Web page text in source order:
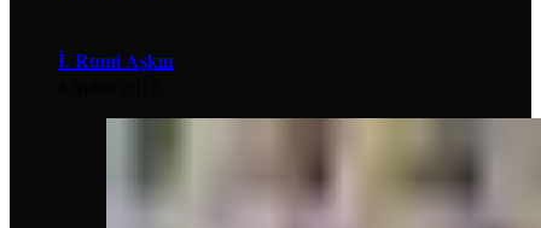
İ. Rumi Aşkın